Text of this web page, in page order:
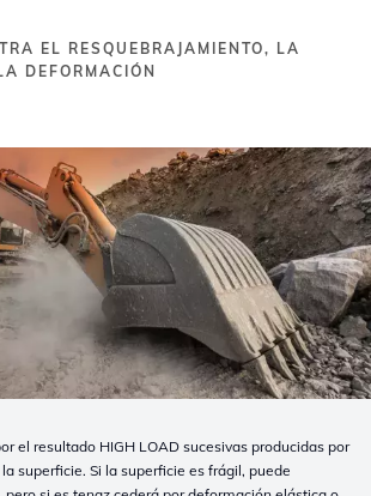
EL RESQUEBRAJAMIENTO, LA
DEFORMACIÓN
el resultado HIGH LOAD sucesivas producidas por
superficie. Si la superficie es frágil, puede